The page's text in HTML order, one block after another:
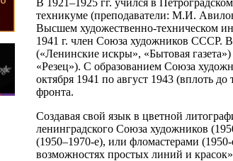
техникуме (преподаватели: М.И.
Высшем художественно-техническом
1941 г. член Союза художников СССР. В
(«Ленинские искры», «Бытовая
«Резец»). С образованием Союза
октября 1941 по август 1943 (вплоть
фронта.
Создавая свой язык в цветной
ленинградского Союза художников
(1950–1970-е), или фломастерами
возможностях простых линий и